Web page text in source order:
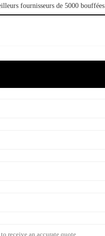
fournisseurs de 5000 bouffées